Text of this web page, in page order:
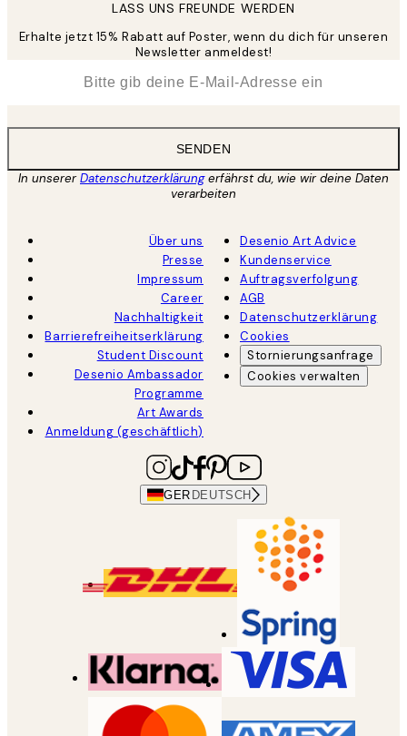
LASS UNS FREUNDE WERDEN
Erhalte jetzt 15% Rabatt auf Poster, wenn du dich für unseren
Newsletter anmeldest!
SENDEN
In unsererDatenschutzerklärungerfährst du, wie wir deine Daten
verarbeiten
Über uns
Presse
Impressum
Career
Nachhaltigkeit
Barrierefreiheitserklärung
Student Discount
Desenio Ambassador
Programme
Art Awards
Anmeldung (geschäftlich)
Desenio Art Advice
Kundenservice
Auftragsverfolgung
AGB
Datenschutzerklärung
Cookies
Stornierungsanfrage
Cookies verwalten
GER DEUTSCH